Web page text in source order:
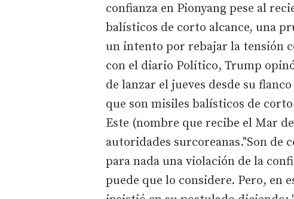
confianza en Pionyang pese al
balísticos de corto alcance, una
un intento por rebajar la tensión
con el diario Político, Trump
de lanzar el jueves desde su
que son misiles balísticos de
Este (nombre que recibe el Mar
autoridades surcoreanas."Son de
para nada una violación de la
puede que lo considere. Pero, en